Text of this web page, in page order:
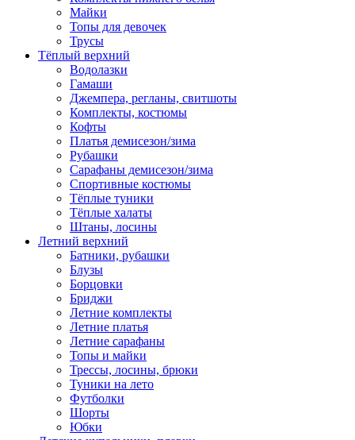
Майки
Топы для девочек
Трусы
Тёплый верхний
Водолазки
Гамаши
Джемпера, регланы, свитшоты
Комплекты, костюмы
Кофты
Платья демисезон/зима
Рубашки
Сарафаны демисезон/зима
Спортивные костюмы
Тёплые туники
Тёплые халаты
Штаны, лосины
Летний верхний
Батники, рубашки
Блузы
Борцовки
Бриджи
Летние комплекты
Летние платья
Летние сарафаны
Топы и майки
Трессы, лосины, брюки
Туники на лето
Футболки
Шорты
Юбки